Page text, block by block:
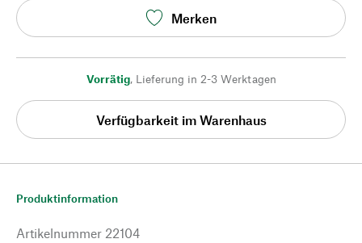
Merken
Vorrätig, Lieferung in 2-3 Werktagen
Verfügbarkeit im Warenhaus
Produktinformation
Artikelnummer 22104